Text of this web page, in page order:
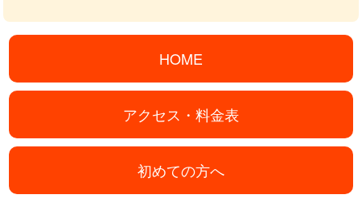
HOME
アクセス・料金表
初めての方へ